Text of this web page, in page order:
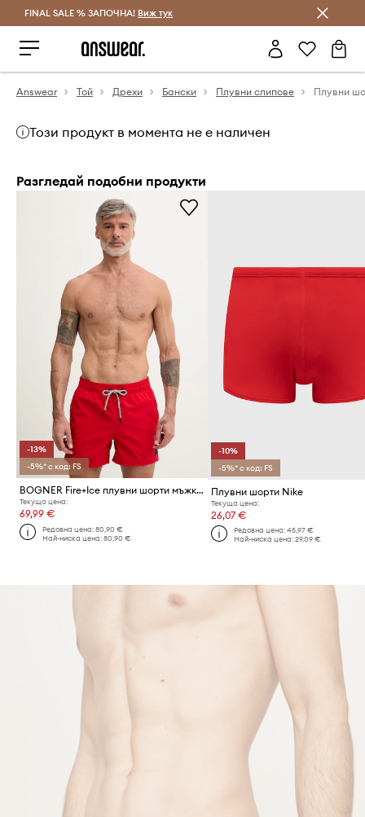
Спестявай с Answear Club
FINAL SALE % ЗАПОЧНА! Виж тук
Answear Той Дрехи Бански Плувни слипове Плувни
Този продукт в момента не е наличен
Разгледай подобни продукти
-13%
-5%* с код: FS
BOGNER Fire+Ice плувни шорти мъжки NELSON2
Текуща цена:
69,99 €
Редовна цена:80,90 €
Най-ниска цена:80,90 €
-10%
-5%* с код: FS
Плувни шорти Nike
Текуща цена:
26,07 €
Редовна цена: 45,97 €
Най-ниска цена: 29,09 €